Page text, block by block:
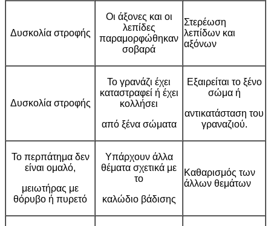
Δυσκολία στροφής
Οι άξονες και οι
λεπίδες
παραμορφώθηκαν
σοβαρά
Στερέωση
λεπίδων και
αξόνων
Δυσκολία στροφής
Το γρανάζι έχει
καταστραφεί ή έχει
κολλήσει
από ξένα σώματα
Εξαιρείται το ξένο
σώμα ή
αντικατάσταση του
γραναζιού.
Το περπάτημα δεν
είναι ομαλό,
μειωτήρας με
θόρυβο ή πυρετό
Υπάρχουν άλλα
θέματα σχετικά με
το
καλώδιο βάδισης
Καθαρισμός των
άλλων θεμάτων